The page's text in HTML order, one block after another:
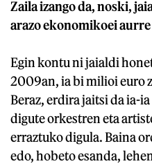
Zaila izango da, noski,
arazo ekonomikoei aurre
Egin kontu ni jaialdi
2009an, ia bi milioi euro
Beraz, erdira jaitsi da ia-
digute orkestren eta
erraztuko digula. Baina
edo, hobeto esanda,